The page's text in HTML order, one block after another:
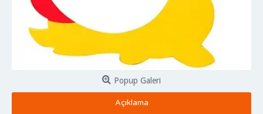
Popup Galeri
Açıklama